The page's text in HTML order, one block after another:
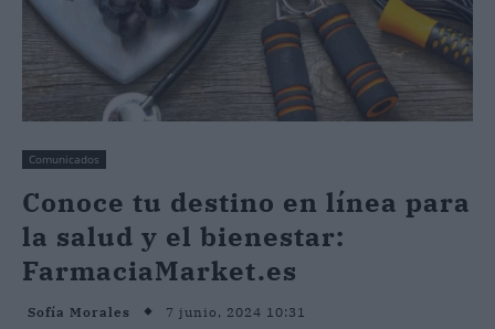
Comunicados
Conoce tu destino en línea para
la salud y el bienestar:
FarmaciaMarket.es
Sofía Morales 7 junio, 2024 10:31